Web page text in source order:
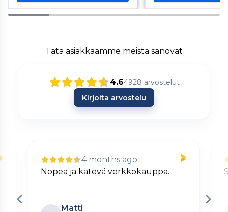
Tätä asiakkaamme meistä sanovat
4.64928 arvostelut
Kirjoita arvostelu
4 months ago
Nopea ja kätevä verkkokauppa.
Matti